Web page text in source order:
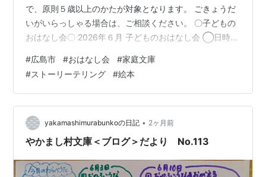
で、原則５歳以上のかたが対象となります。 ごきょうだ
いがいらっしゃる場合は、ご相談ください。 〇子どもの
おはなし会〇 2026年６月 子どものおはなし会 ◯日時
所 ちいさな おはなしの部屋 森とユニコーン◯時間 14
時 ～15 時 午後の開催です◯内容 おはなし会・本の貸し
出し・工作◯対象年齢 ５ 歳以上◯人数 先着 親子 ３ 組
◯要予約・参加費無料 ・おはなし会終了後に簡単な工作
をします。 ※事前申込制です。※開館日以外の日に来館希
望…
#広島市 #おはなし会 #家庭文庫
#ストーリーテリング #絵本
yakamashimurabunkoの日記 • 2ヶ月前
やかまし村文庫＜ブログ＞だより No.113